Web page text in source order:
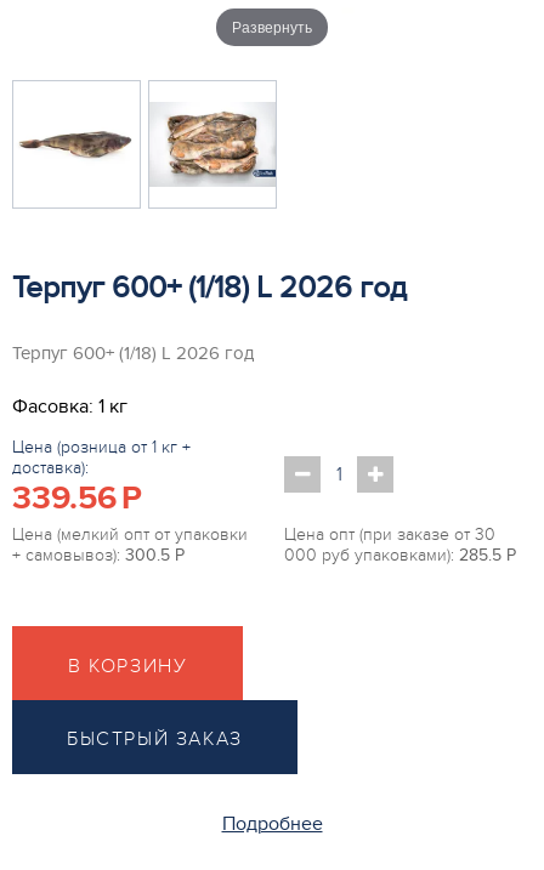
Развернуть
Терпуг 600+ (1/18) L 2026 год
Терпуг 600+ (1/18) L 2026 год
Фасовка: 1 кг
Цена (розница от 1 кг +
доставка):
339.56P
Цена (мелкий опт от упаковки
+ самовывоз): 300.5 P
Цена опт (при заказе от 30
000 руб упаковками): 285.5 P
В КОРЗИНУ
БЫСТРЫЙ ЗАКАЗ
Подробнее